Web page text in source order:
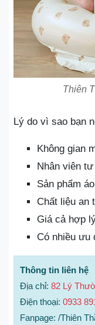
Thiên
Lý do vì sao bạn
Không gian
Nhân viên
Sản phẩm
Chất liệu an
Giá cả hợp
Có nhiều ưu
Thông tin liên hệ
Địa chỉ: 82 Lý
Điện thoại: 0933
Fanpage: /Thiên